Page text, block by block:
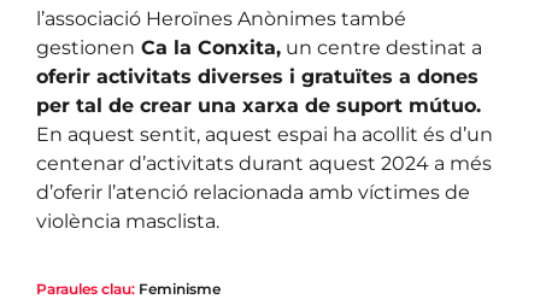
l’associació Heroïnes Anònimes també
gestionen Ca la Conxita, un centre destinat a
oferir activitats diverses i gratuïtes a dones
per tal de crear una xarxa de suport mútuo.
En aquest sentit, aquest espai ha acollit és d’un
centenar d’activitats durant aquest 2024 a més
d’oferir l’atenció relacionada amb víctimes de
violència masclista.
Paraules clau: Feminisme